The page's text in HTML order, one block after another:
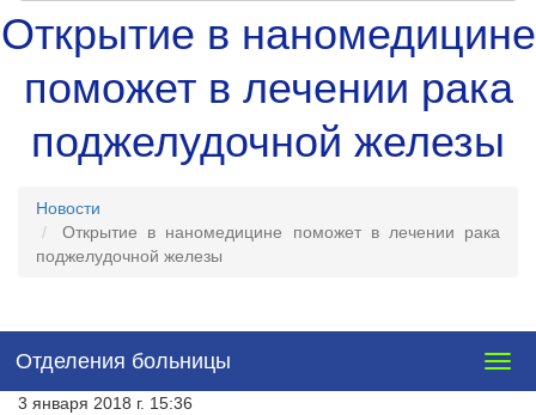
Открытие в наномедицине
поможет в лечении рака
поджелудочной железы
Новости
Открытие в наномедицине поможет в лечении рака
поджелудочной железы
Отделения больницы
3 января 2018 г. 15:36